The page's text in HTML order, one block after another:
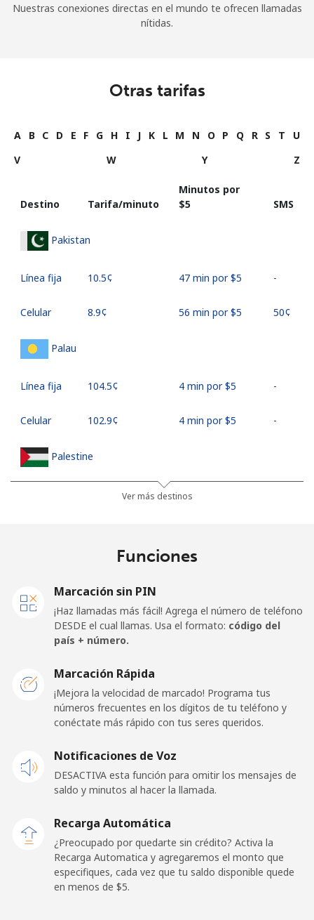
Nuestras conexiones directas en el mundo te ofrecen llamadas
nítidas.
Otras tarifas
A B C D E F G H I J K L M N O P Q R S T
U
V
W Y Z
Destino Tarifa/minuto
Minutos por
⁦$5⁩
SMS
Pakistan
Línea fija ⁦10.5¢⁩ 47 min por ⁦$5⁩ -
Celular ⁦8.9¢⁩ 56 min por ⁦$5⁩ ⁦50¢⁩
Palau
Línea fija ⁦104.5¢⁩ 4 min por ⁦$5⁩ -
Celular ⁦102.9¢⁩ 4 min por ⁦$5⁩ -
Palestine
12 min por ⁦$5⁩
Línea fija
⁦26.9¢⁩
Papua New Guinea
Línea fija ⁦193.9¢⁩ 2 min por ⁦$5⁩ -
Paraguay
Línea fija ⁦4.9¢⁩
⁦9.9¢⁩ 50 min por ⁦$5⁩ ⁦10¢⁩
Peru
Ver más destinos
Funciones
Marcación sin PIN
¡Haz llamadas más fácil! Agrega el número de teléfono
DESDE el cual llamas. Usa el formato: código del
país + número.
Marcación Rápida
¡Mejora la velocidad de marcado! Programa tus
números frecuentes en los dígitos de tu teléfono y
conéctate más rápido con tus seres queridos.
Notificaciones de Voz
DESACTIVA esta función para omitir los mensajes de
saldo y minutos al hacer la llamada.
Recarga Automática
¿Preocupado por quedarte sin crédito? Activa la
Recarga Automatica y agregaremos el monto que
especifiques, cada vez que tu saldo disponible quede
en menos de ⁦$5⁩.